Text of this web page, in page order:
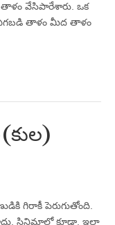
తాళం వేసిపారేశారు. ఒక
తాళం మీద తాళం
గిరాకీ పెరుగుతోంది.
సినిమాల్లో కూడా. ఇలా